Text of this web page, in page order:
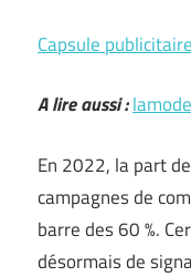
Capsule
A lire aussi :
En 2022, la part
campagnes de
barre des 60 %.
désormais de